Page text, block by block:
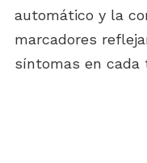
automático y la
marcadores
síntomas en cada